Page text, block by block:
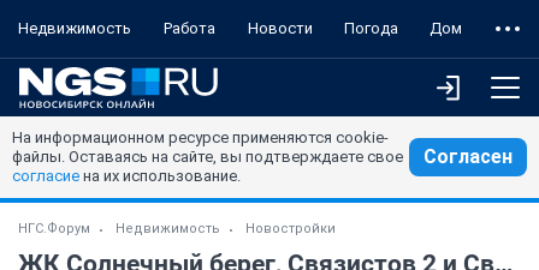
Недвижимость Работа Новости Погода Дом
На информационном ресурсе применяются cookie-
файлы. Оставаясь на сайте, вы подтверждаете свое
согласие на их использование.
Согласен
НГС.Форум Недвижимость Новостройки
ЖК Солнечный берег, Связистов 2 и Связистов 8.